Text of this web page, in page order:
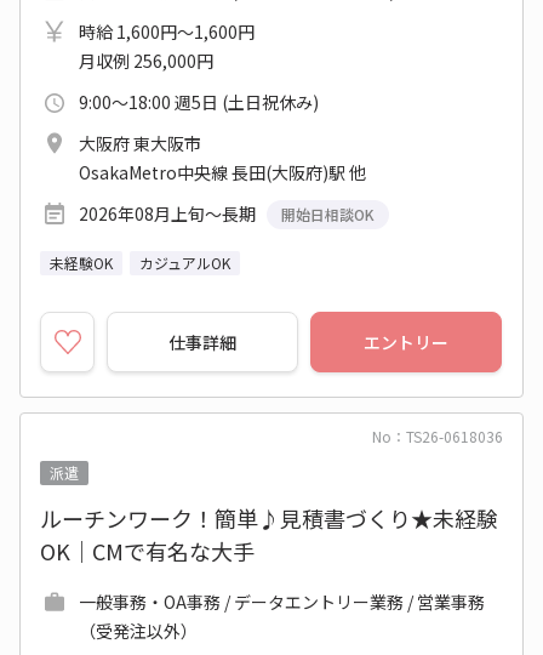
時給 1,600円～1,600円
月収例 256,000円
9:00～18:00 週5日 (土日祝休み)
大阪府 東大阪市
OsakaMetro中央線 長田(大阪府)駅 他
2026年08月上旬～長期
開始日相談OK
未経験OK カジュアルOK
仕事詳細 エントリー
No：TS26-0618036
派遣
ルーチンワーク！簡単♪見積書づくり★未経験
OK｜CMで有名な大手
一般事務・OA事務 / データエントリー業務 / 営業事務
（受発注以外）